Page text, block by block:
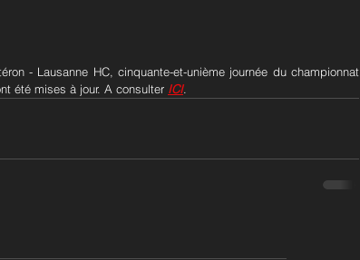
- Lausanne HC, cinquante-et-unième journée du championnat
été mises à jour. A consulter ICI.